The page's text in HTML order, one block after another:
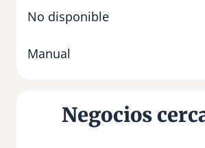
No disponible
Manual
Negocios